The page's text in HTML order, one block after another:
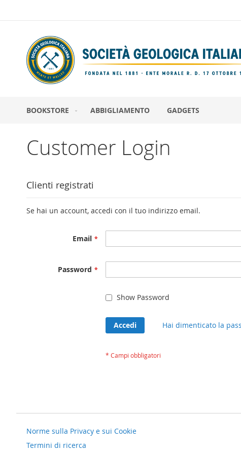
BOOKSTORE ABBIGLIAMENTO GADGETS
Customer Login
Clienti registrati
Se hai un account, accedi con il tuo indirizzo email.
Email
Password
Show Password
Accedi Hai dimenticato la
Norme sulla Privacy e sui Cookie
Termini di ricerca